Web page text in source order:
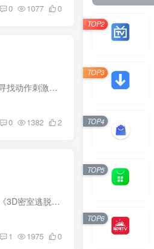
0 1077 0
各种单机手机层出不穷，这十五款特别好评的Steam移植手游非常耐玩，无论是寻找动作刺激、策略思考、模拟管理还是竞技对战，肯定有一款适合你。 ​01 苦痛殿堂 《苦痛殿堂》（Halls of Torment）...
0 1382 2
本期推荐五款好玩的Steam单机游戏，直接上干货。 01 密室逃脱：中国式房间 《3D密室逃脱：中国式房间》极具中式风格的解谜游戏，寂静的山中，有一段解不开的中式谜团等待着玩家的发掘，兰花屏风...
1 1975 0
TOP2
TOP3
TOP4
TOP5
TOP6